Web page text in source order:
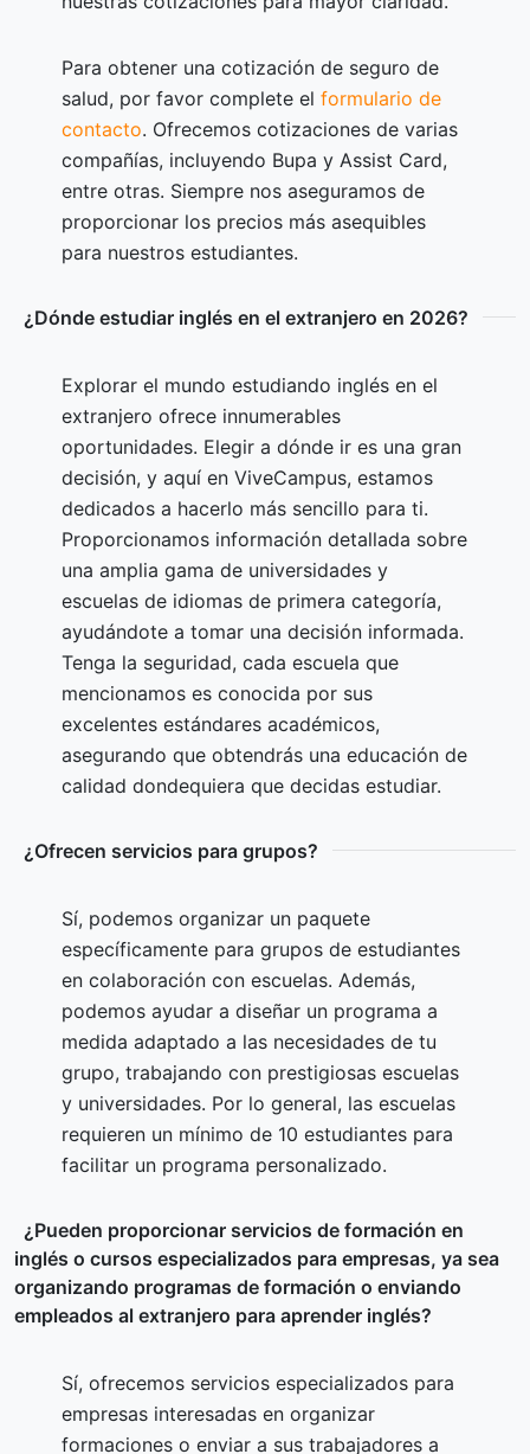
Para obtener una cotización de seguro de
salud, por favor complete el formulario de
contacto. Ofrecemos cotizaciones de varias
compañías, incluyendo Bupa y Assist Card,
entre otras. Siempre nos aseguramos de
proporcionar los precios más asequibles
para nuestros estudiantes.
¿Dónde estudiar inglés en el extranjero en 2026?
Explorar el mundo estudiando inglés en el
extranjero ofrece innumerables
oportunidades. Elegir a dónde ir es una gran
decisión, y aquí en ViveCampus, estamos
dedicados a hacerlo más sencillo para ti.
Proporcionamos información detallada sobre
una amplia gama de universidades y
escuelas de idiomas de primera categoría,
ayudándote a tomar una decisión informada.
Tenga la seguridad, cada escuela que
mencionamos es conocida por sus
excelentes estándares académicos,
asegurando que obtendrás una educación de
calidad dondequiera que decidas estudiar.
¿Ofrecen servicios para grupos?
Sí, podemos organizar un paquete
específicamente para grupos de estudiantes
en colaboración con escuelas. Además,
podemos ayudar a diseñar un programa a
medida adaptado a las necesidades de tu
grupo, trabajando con prestigiosas escuelas
y universidades. Por lo general, las escuelas
requieren un mínimo de 10 estudiantes para
facilitar un programa personalizado.
¿Pueden proporcionar servicios de formación en
inglés o cursos especializados para empresas, ya sea
organizando programas de formación o enviando
empleados al extranjero para aprender inglés?
Sí, ofrecemos servicios especializados para
empresas interesadas en organizar
formaciones o enviar a sus trabajadores a